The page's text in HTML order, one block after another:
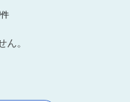
件
ん。